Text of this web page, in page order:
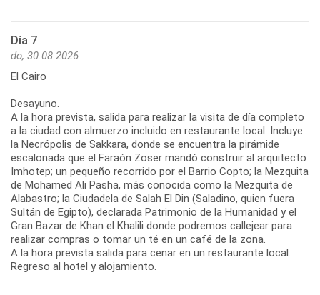
Día 7
do, 30.08.2026
El Cairo
Desayuno.
A la hora prevista, salida para realizar la visita de día completo
a la ciudad con almuerzo incluido en restaurante local. Incluye
la Necrópolis de Sakkara, donde se encuentra la pirámide
escalonada que el Faraón Zoser mandó construir al arquitecto
Imhotep; un pequeño recorrido por el Barrio Copto; la Mezquita
de Mohamed Ali Pasha, más conocida como la Mezquita de
Alabastro; la Ciudadela de Salah El Din (Saladino, quien fuera
Sultán de Egipto), declarada Patrimonio de la Humanidad y el
Gran Bazar de Khan el Khalili donde podremos callejear para
realizar compras o tomar un té en un café de la zona.
A la hora prevista salida para cenar en un restaurante local.
Regreso al hotel y alojamiento.